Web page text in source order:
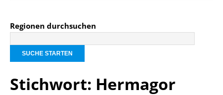
Regionen durchsuchen
Stichwort: Hermagor